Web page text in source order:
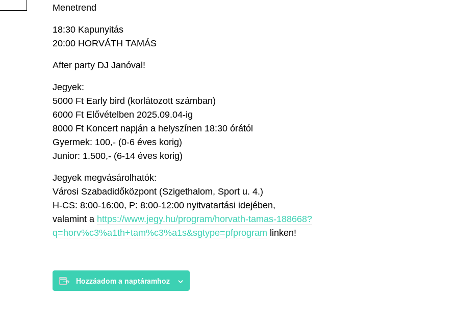
Menetrend
18:30 Kapunyitás
20:00 HORVÁTH TAMÁS
After party DJ Janóval!
Jegyek:
5000 Ft Early bird (korlátozott számban)
6000 Ft Elővételben 2025.09.04-ig
8000 Ft Koncert napján a helyszínen 18:30 órától
Gyermek: 100,- (0-6 éves korig)
Junior: 1.500,- (6-14 éves korig)
Jegyek megvásárolhatók:
Városi Szabadidőközpont (Szigethalom, Sport u. 4.)
H-CS: 8:00-16:00, P: 8:00-12:00 nyitvatartási idejében,
valamint a https://www.jegy.hu/program/horvath-tamas-188668?
q=horv%c3%a1th+tam%c3%a1s&sgtype=pfprogram linken!
Hozzáadom a naptáramhoz